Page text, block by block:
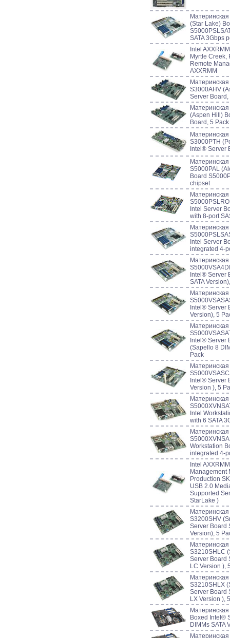
(Star Lake)
SATA 3Gbps
Intel
Myrtle Creek,
Remote
AXXRMM
S3000AHV
Server Board,
(Aspen Hill)
Board, 5 Pack
S3000PTH
Intel® Server
S5000PAL
Board
chipset
Intel Server
with 8-port
Intel Server
integrated 4-
Intel® Server
SATA
Intel® Server
Version), 5
Intel® Server
(Sapello 8
Pack
Intel® Server
Version ), 5
Intel
with 6 SATA
Workstation
integrated 4-
Intel
Management
Production
USB 2.0
Supported
StarLake )
S3200SHV
Server Board
Version), 5
S3210SHLC
Server Board
LC Version ),
S3210SHLX
Server Board
LX Version ),
Boxed Intel®
DIMMs SATA